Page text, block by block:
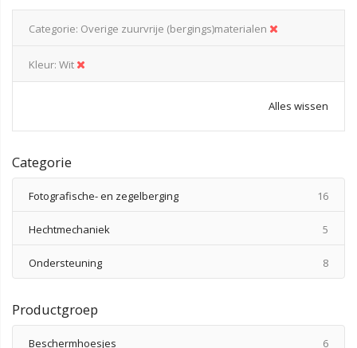
Categorie Overige zuurvrije (bergings)materialen
Kleur Wit
Alles wissen
Categorie
Fotografische- en zegelberging 16
Hechtmechaniek 5
Ondersteuning 8
Productgroep
Beschermhoesjes 6